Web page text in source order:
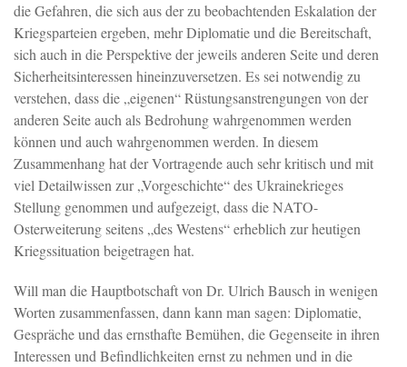
die Gefahren, die sich aus der zu beobachtenden Eskalation der
Kriegsparteien ergeben, mehr Diplomatie und die Bereitschaft,
sich auch in die Perspektive der jeweils anderen Seite und deren
Sicherheitsinteressen hineinzuversetzen. Es sei notwendig zu
verstehen, dass die „eigenen“ Rüstungsanstrengungen von der
anderen Seite auch als Bedrohung wahrgenommen werden
können und auch wahrgenommen werden. In diesem
Zusammenhang hat der Vortragende auch sehr kritisch und mit
viel Detailwissen zur „Vorgeschichte“ des Ukrainekrieges
Stellung genommen und aufgezeigt, dass die NATO-
Osterweiterung seitens „des Westens“ erheblich zur heutigen
Kriegssituation beigetragen hat.
Will man die Hauptbotschaft von Dr. Ulrich Bausch in wenigen
Worten zusammenfassen, dann kann man sagen: Diplomatie,
Gespräche und das ernsthafte Bemühen, die Gegenseite in ihren
Interessen und Befindlichkeiten ernst zu nehmen und in die